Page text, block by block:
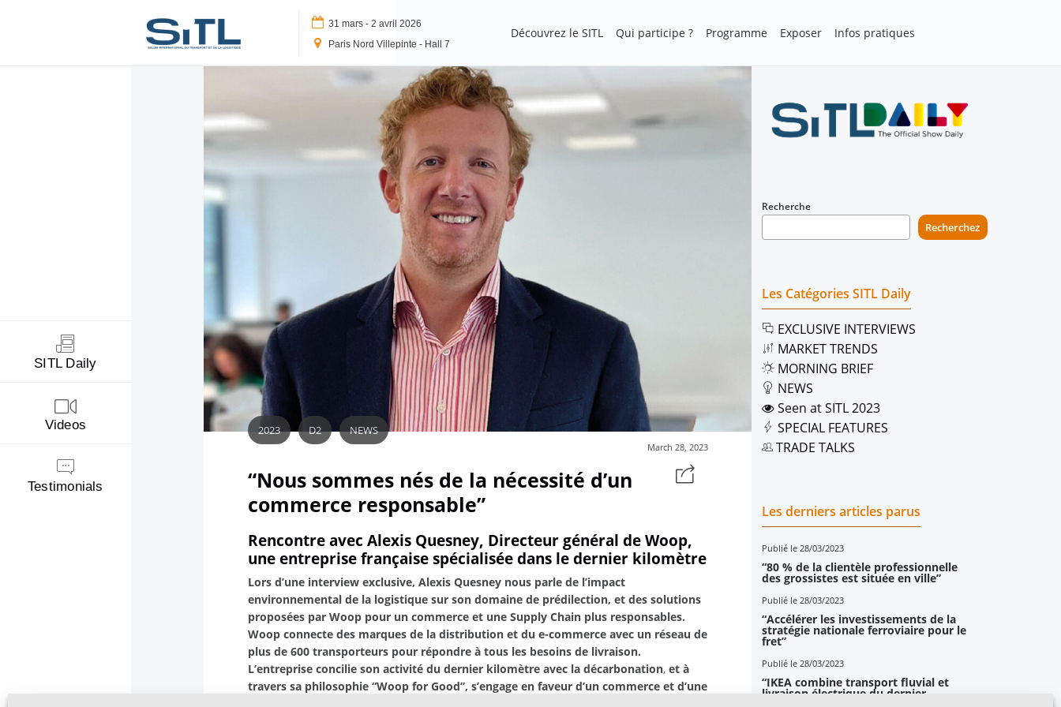
Logo SITL
31 mars - 2 avril 2026
Paris Nord Villepinte - Hall 7
Découvrez le SITL Qui participe ? Programme Exposer Infos pratiques
SITL Daily
Videos
Testimonials
March 28, 2023
2023 D2 NEWS
“Nous sommes nés de la nécessité d’un
commerce responsable”
Rencontre avec Alexis Quesney, Directeur général de Woop,
une entreprise française spécialisée dans le dernier kilomètre
Lors d’une interview exclusive, Alexis Quesney nous parle de l’impact
environnemental de la logistique sur son domaine de prédilection, et des solutions
proposées par Woop pour un commerce et une Supply Chain plus responsables.
Woop connecte des marques de la distribution et du e-commerce avec un réseau de
plus de 600 transporteurs pour répondre à tous les besoins de livraison.
L’entreprise concilie son activité du dernier kilomètre avec la décarbonation, et à
travers sa philosophie “Woop for Good”, s’engage en faveur d’un commerce et d’une
Recherche
Recherchez
Les Catégories SITL Daily
EXCLUSIVE INTERVIEWS
MARKET TRENDS
MORNING BRIEF
NEWS
Seen at SITL 2023
SPECIAL FEATURES
TRADE TALKS
Les derniers articles parus
Publié le 28/03/2023
“80 % de la clientèle professionnelle
des grossistes est située en ville”
Publié le 28/03/2023
“Accélérer les investissements de la
stratégie nationale ferroviaire pour le
fret”
Publié le 28/03/2023
“IKEA combine transport fluvial et
livraison électrique du dernier
Technology